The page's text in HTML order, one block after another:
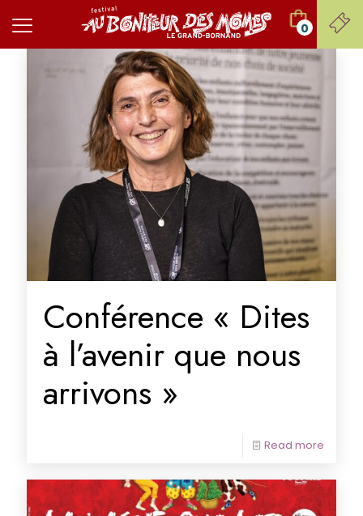
0
Conférence « Dites
à l’avenir que nous
arrivons »
Read more